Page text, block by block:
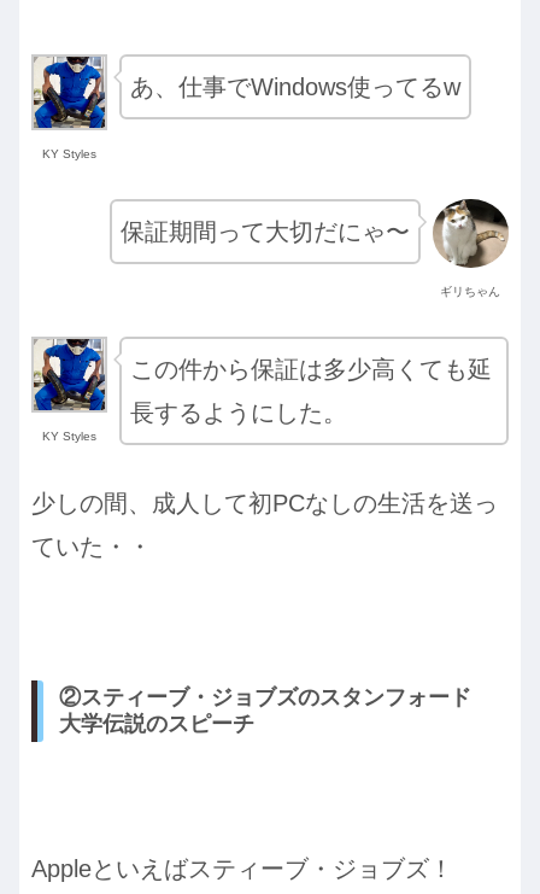
KY Styles
あ、仕事でWindows使ってるw
ギリちゃん
保証期間って大切だにゃ〜
KY Styles
この件から保証は多少高くても延
長するようにした。
少しの間、成人して初PCなしの生活を送っ
ていた・・
②スティーブ・ジョブズのスタンフォード
大学伝説のスピーチ
Appleといえばスティーブ・ジョブズ！